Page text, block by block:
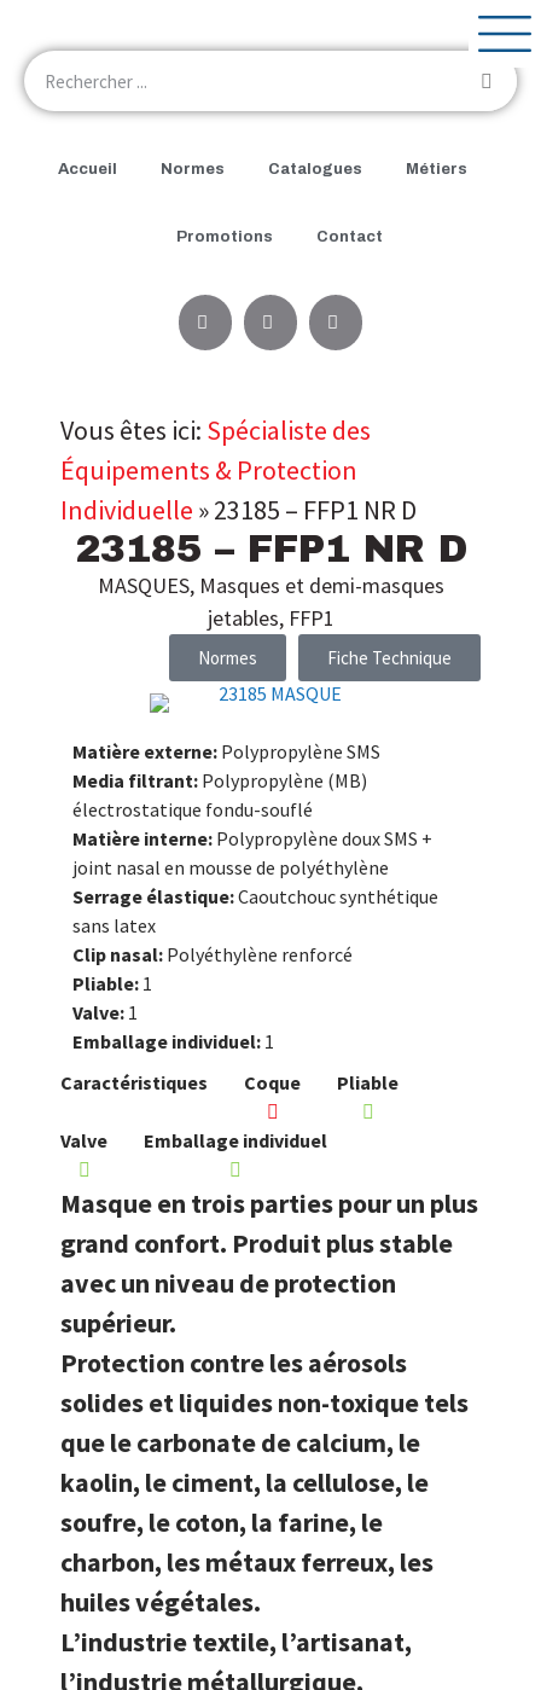
Accueil Normes Catalogues Métiers
Promotions Contact
Vous êtes ici: Spécialiste des
Équipements & Protection
Individuelle »23185 – FFP1 NR D
23185 – FFP1 NR D
MASQUES, Masques et demi-masques
jetables, FFP1
Normes Fiche Technique
Matière externe: Polypropylène SMS
Media filtrant: Polypropylène (MB)
électrostatique fondu-souflé
Matière interne: Polypropylène doux SMS +
joint nasal en mousse de polyéthylène
Serrage élastique:Caoutchouc synthétique
sans latex
Clip nasal: Polyéthylène renforcé
Pliable: 1
Valve: 1
Emballage individuel: 1
Caractéristiques
Coque Pliable
Valve Emballage individuel
Masque en trois parties pour un plus
grand confort. Produit plus stable
avec un niveau de protection
supérieur.
Protection contre les aérosols
solides et liquides non-toxique tels
que le carbonate de calcium, le
kaolin, le ciment, la cellulose, le
soufre, le coton, la farine, le
charbon, les métaux ferreux, les
huiles végétales.
L’industrie textile, l’artisanat,
l’industrie métallurgique,